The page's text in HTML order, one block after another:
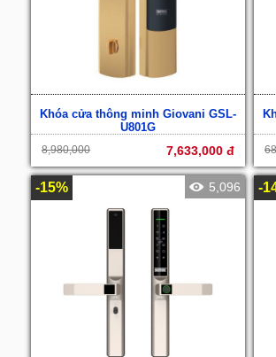
Khóa cửa thông minh Giovani GSL-
U801G
8,980,000 7,633,000 đ
-15% 5,096 -